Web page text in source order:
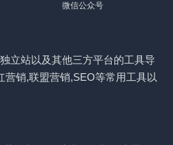
微信公众号
立站以及其他三方平台的工具导
营销,联盟营销,SEO等常用工具以